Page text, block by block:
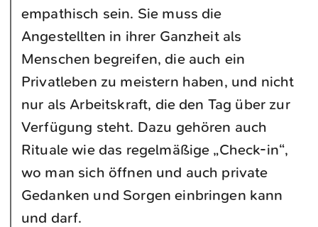
empathisch sein. Sie muss die
Angestellten in ihrer Ganzheit als
Menschen begreifen, die auch ein
Privatleben zu meistern haben, und nicht
nur als Arbeitskraft, die den Tag über zur
Verfügung steht. Dazu gehören auch
Rituale wie das regelmäßige „Check-in“,
wo man sich öffnen und auch private
Gedanken und Sorgen einbringen kann
und darf.